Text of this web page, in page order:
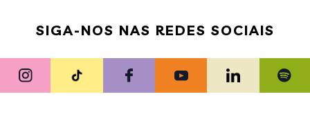
SIGA-NOS NAS REDES SOCIAIS